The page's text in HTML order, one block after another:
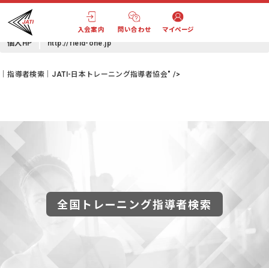
増田 統久(マスダ ムネヒサ)
Mail info@field-one.jp
個人HP http://field-one.jp
｜指導者検索｜JATI-日本トレーニング指導者協会" />
入会案内 問い合わせ マイページ
全国トレーニング指導者検索